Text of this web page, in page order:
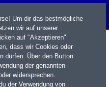
Um dir das bestmögliche
wir auf unserer
auf "Akzeptieren"
dass wir Cookies oder
dürfen. Über den Button
der genannten
widersprechen.
der Verwendung von